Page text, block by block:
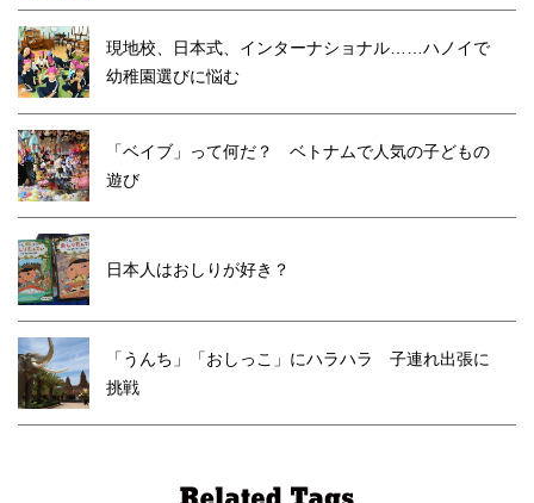
現地校、日本式、インターナショナル……ハノイで
幼稚園選びに悩む
「ベイブ」って何だ？ ベトナムで人気の子どもの
遊び
日本人はおしりが好き？
「うんち」「おしっこ」にハラハラ 子連れ出張に
挑戦